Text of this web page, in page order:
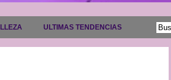
ULTIMAS TENDENCIAS